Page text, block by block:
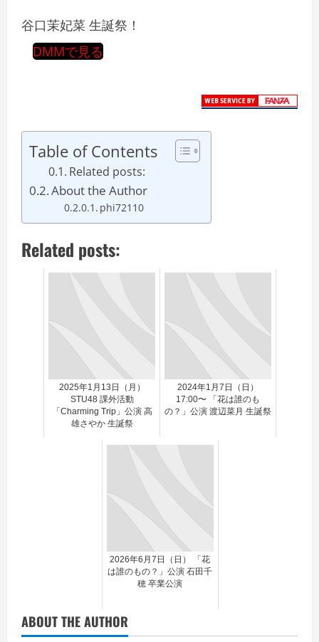
谷口茉妃菜 生誕祭！
DMMで見る
Table of Contents
Related posts:
About the Author
phi72110
Related posts:
2025年1月13日（月）
STU48 課外活動
「Charming Trip」公演 高
雄さやか 生誕祭
2024年1月7日（日）
17:00〜 「花は誰のも
の？」公演 渡辺菜月 生誕祭
2026年6月7日（日） 「花
は誰のもの？」公演 石田千
穂 卒業公演
ABOUT THE AUTHOR